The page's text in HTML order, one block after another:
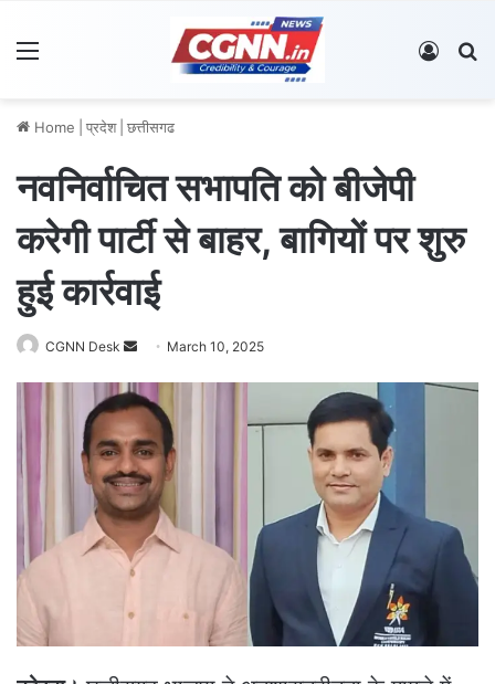
Log In
Home प्रदेश छत्तीसगढ
नवनिर्वाचित सभापति को बीजेपी
करेगी पार्टी से बाहर, बागियों पर शुरु
हुई कार्रवाई
CGNN Desk
n
a
n
e
a
March 10, 2025